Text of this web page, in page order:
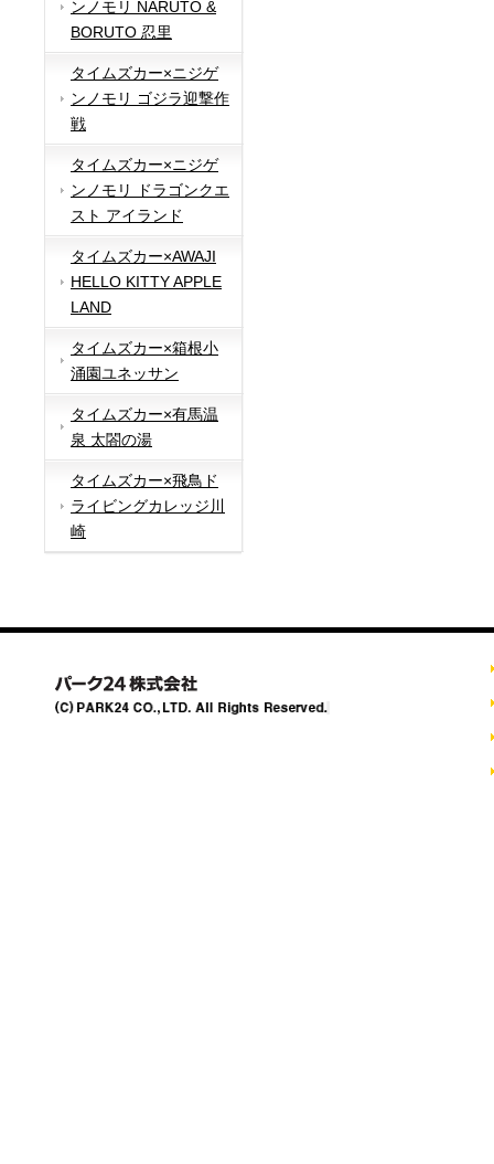
ンノモリ NARUTO &
BORUTO 忍里
タイムズカー×ニジゲ
ンノモリ ゴジラ迎撃作
戦
タイムズカー×ニジゲ
ンノモリ ドラゴンクエ
スト アイランド
タイムズカー×AWAJI
HELLO KITTY APPLE
LAND
タイムズカー×箱根小
涌園ユネッサン
タイムズカー×有馬温
泉 太閤の湯
タイムズカー×飛鳥ド
ライビングカレッジ川
崎